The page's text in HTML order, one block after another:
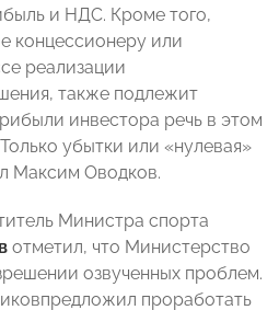
и НДС. Кроме того,
концессионеру или
реализации
также подлежит
инвестора речь в этом
убытки или «нулевая»
Максим Оводков.
Министра спорта
отметил, что Министерство
озвученных проблем.
проработать